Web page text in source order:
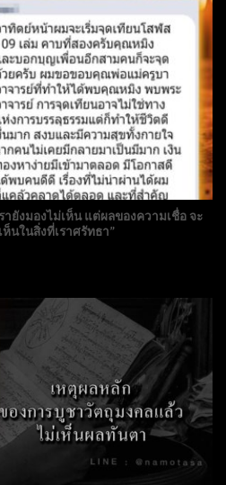
ายังมองไม่เห็น แต่ผลของความเชื่อ จะ
ห็นในสิ่งที่เราศรัทธา”